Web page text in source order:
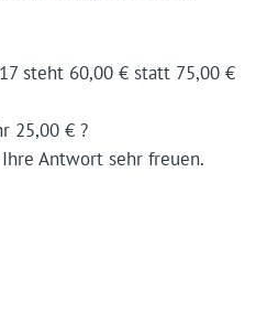
steht 60,00 € statt 75,00 €
25,00 € ?
Antwort sehr freuen.